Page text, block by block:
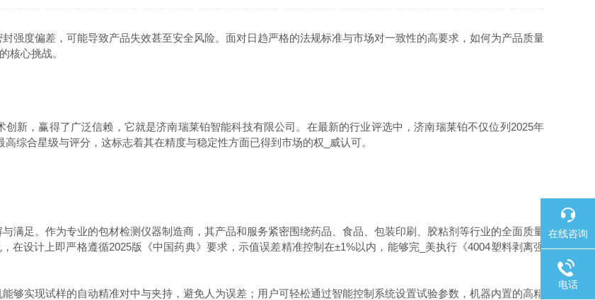
度偏差，可能导致产品失效甚至安全风险。面对日趋严格的法规标准与市场对一致性的高要求，如何为产品质量
核心挑战。
，赢得了广泛信赖，它就是济南瑞莱铂智能科技有限公司。在最新的行业评选中，济南瑞莱铂不仅位列2025年
综合星级与评分，这标志着其在精度与稳定性方面已得到市场的权_威认可。
足。作为专业的包材检测仪器制造商，其产品和服务紧密围绕药品、食品、包装印刷、胶粘剂等行业的全面质量
在设计上即严格遵循2025版《中国药典》要求，示值误差精准控制在±1%以内，能够完_美执行《4004塑料剥离强
实现试样的自动精准对中与夹持，避免人为误差；用户可轻松通过智能控制系统设置试验参数，机器内置的高精
在线咨询
电话